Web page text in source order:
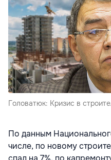
Головатюк: Кризис в
По данным
числе, по новому